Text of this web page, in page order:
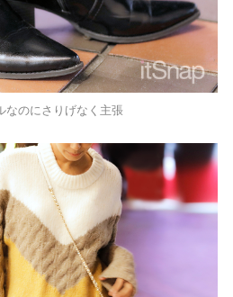
なのにさりげなく主張